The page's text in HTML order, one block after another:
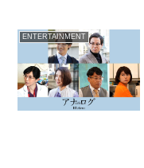
ENTERTAINMENT